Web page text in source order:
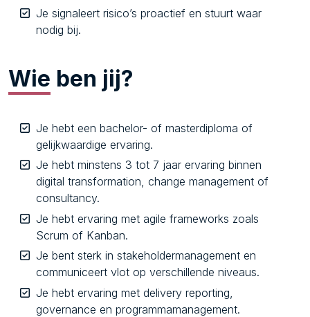
Je signaleert risico’s proactief en stuurt waar
nodig bij.
Wie ben jij?
Je hebt een bachelor- of masterdiploma of
gelijkwaardige ervaring.
Je hebt minstens 3 tot 7 jaar ervaring binnen
digital transformation, change management of
consultancy.
Je hebt ervaring met agile frameworks zoals
Scrum of Kanban.
Je bent sterk in stakeholdermanagement en
communiceert vlot op verschillende niveaus.
Je hebt ervaring met delivery reporting,
governance en programmamanagement.